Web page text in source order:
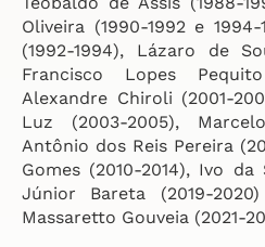
Oliveira (1990-1992 e
(1992-1994), Lázaro de
Francisco Lopes
Alexandre Chiroli (2001-
Luz (2003-2005),
Antônio dos Reis Pereira
Gomes (2010-2014), Ivo da
Júnior Bareta (2019-
Massaretto Gouveia (2021-